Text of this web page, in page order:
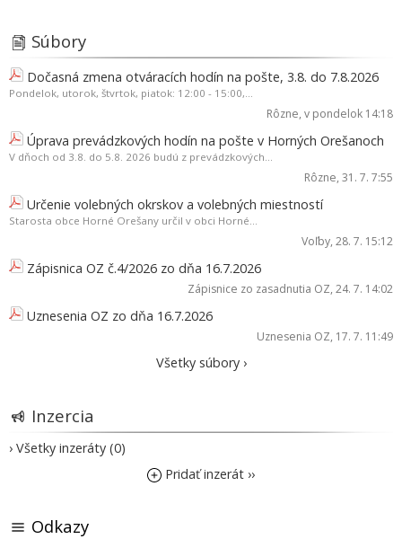
Súbory
Dočasná zmena otváracích hodín na pošte, 3.8. do 7.8.2026
Pondelok, utorok, štvrtok, piatok: 12:00 - 15:00,...
Rôzne, v pondelok 14:18
Úprava prevádzkových hodín na pošte v Horných Orešanoch
V dňoch od 3.8. do 5.8. 2026 budú z prevádzkových...
Rôzne, 31. 7. 7:55
Určenie volebných okrskov a volebných miestností
Starosta obce Horné Orešany určil v obci Horné...
Voľby, 28. 7. 15:12
Zápisnica OZ č.4/2026 zo dňa 16.7.2026
Zápisnice zo zasadnutia OZ, 24. 7. 14:02
Uznesenia OZ zo dňa 16.7.2026
Uznesenia OZ, 17. 7. 11:49
Všetky súbory ›
Inzercia
› Všetky inzeráty (0)
Pridať inzerát ››
Odkazy